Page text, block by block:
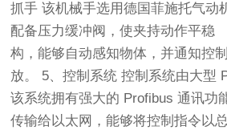
抓手 该机械手选用德国菲施托气动
配备压力缓冲阀，使夹持动作平
构，能够自动感知物体，并通知控
放。 5、控制系统 控制系统由大型
该系统拥有强大的 Profibus 通讯功
传输给以太网，能够将控制指令以